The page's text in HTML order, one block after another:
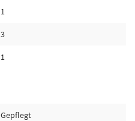
1
3
1
Gepflegt